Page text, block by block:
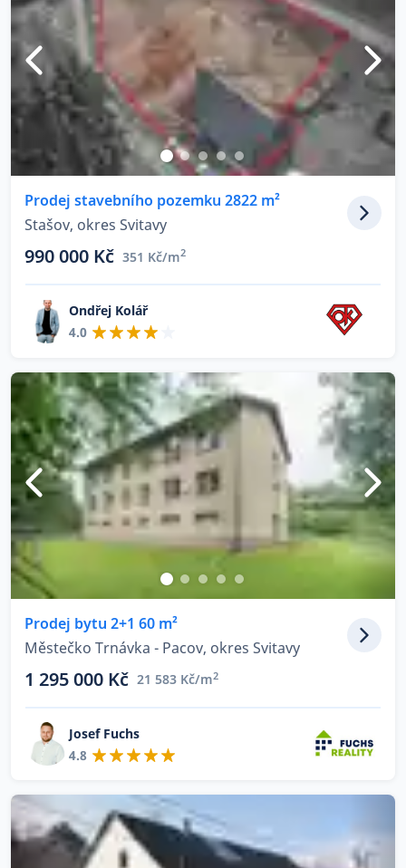
Prodej stavebního pozemku 2822 m²
Stašov, okres Svitavy
990 000 Kč 351 Kč/m2
Ondřej Kolář
4.0
Prodej bytu 2+1 60 m²
Městečko Trnávka - Pacov, okres Svitavy
1 295 000 Kč 21 583 Kč/m2
Josef Fuchs
4.8